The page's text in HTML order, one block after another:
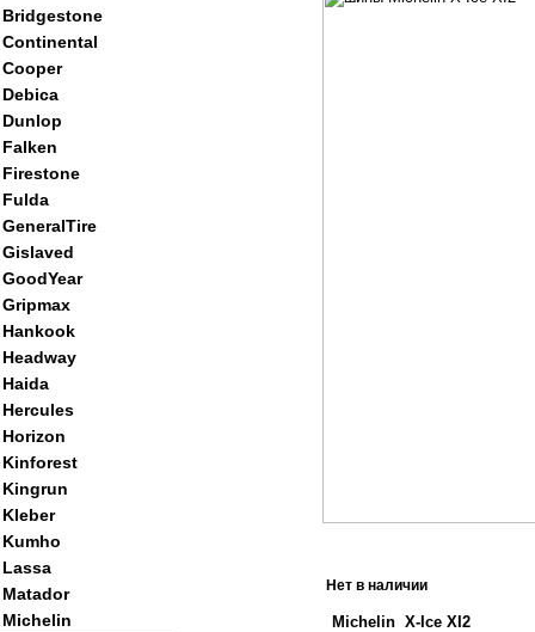
Bridgestone
Continental
Cooper
Debica
Dunlop
Falken
Firestone
Fulda
GeneralTire
Gislaved
GoodYear
Gripmax
Hankook
Headway
Haida
Hercules
Horizon
Kinforest
Kingrun
Kleber
Kumho
Lassa
Matador
Michelin
Нет в наличии
Michelin X-Ice XI2